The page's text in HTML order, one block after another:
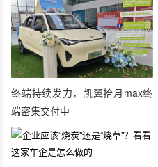
终端持续发力，凯翼拾月max终
端密集交付中